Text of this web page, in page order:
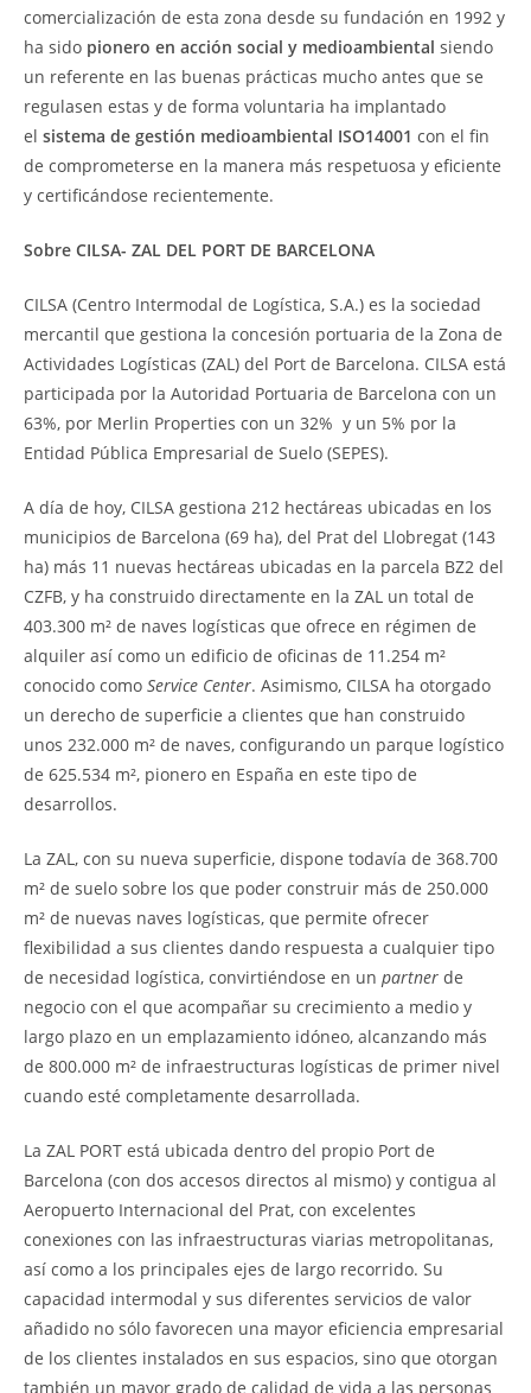
comercialización de esta zona desde su fundación en 1992 y
ha sido pionero en acción social y medioambiental siendo
un referente en las buenas prácticas mucho antes que se
regulasen estas y de forma voluntaria ha implantado
el sistema de gestión medioambiental ISO14001 con el fin
de comprometerse en la manera más respetuosa y eficiente
y certificándose recientemente.
Sobre CILSA- ZAL DEL PORT DE BARCELONA
CILSA (Centro Intermodal de Logística, S.A.) es la sociedad
mercantil que gestiona la concesión portuaria de la Zona de
Actividades Logísticas (ZAL) del Port de Barcelona. CILSA está
participada por la Autoridad Portuaria de Barcelona con un
63%, por Merlin Properties con un 32% y un 5% por la
Entidad Pública Empresarial de Suelo (SEPES).
A día de hoy, CILSA gestiona 212 hectáreas ubicadas en los
municipios de Barcelona (69 ha), del Prat del Llobregat (143
ha) más 11 nuevas hectáreas ubicadas en la parcela BZ2 del
CZFB, y ha construido directamente en la ZAL un total de
403.300 m² de naves logísticas que ofrece en régimen de
alquiler así como un edificio de oficinas de 11.254 m²
conocido como Service Center. Asimismo, CILSA ha otorgado
un derecho de superficie a clientes que han construido
unos 232.000 m² de naves, configurando un parque logístico
de 625.534 m², pionero en España en este tipo de
desarrollos.
La ZAL, con su nueva superficie, dispone todavía de 368.700
m² de suelo sobre los que poder construir más de 250.000
m² de nuevas naves logísticas, que permite ofrecer
flexibilidad a sus clientes dando respuesta a cualquier tipo
de necesidad logística, convirtiéndose en un partner de
negocio con el que acompañar su crecimiento a medio y
largo plazo en un emplazamiento idóneo, alcanzando más
de 800.000 m² de infraestructuras logísticas de primer nivel
cuando esté completamente desarrollada.
La ZAL PORT está ubicada dentro del propio Port de
Barcelona (con dos accesos directos al mismo) y contigua al
Aeropuerto Internacional del Prat, con excelentes
conexiones con las infraestructuras viarias metropolitanas,
así como a los principales ejes de largo recorrido. Su
capacidad intermodal y sus diferentes servicios de valor
añadido no sólo favorecen una mayor eficiencia empresarial
de los clientes instalados en sus espacios, sino que otorgan
también un mayor grado de calidad de vida a las personas